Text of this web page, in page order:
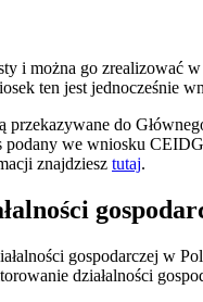
i można go zrealizować
ten jest jednocześnie
do
podany we wniosku
znajdziesz tutaj.
gospodarczej w
działalności